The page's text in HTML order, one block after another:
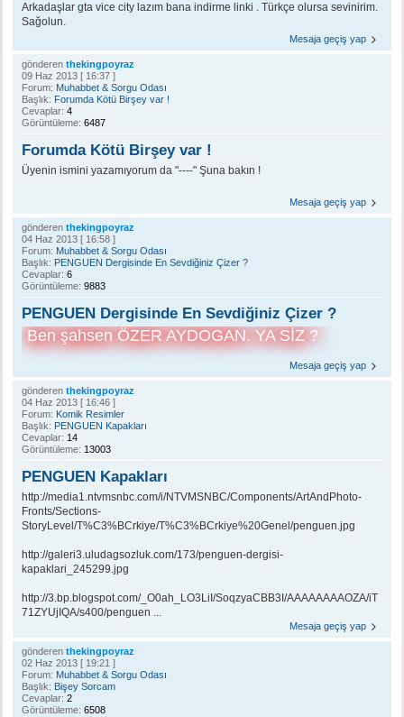
Arkadaşlar gta vice city lazım bana indirme linki . Türkçe olursa sevinirim.
Sağolun.
Mesaja geçiş yap
gönderen thekingpoyraz
09 Haz 2013 [ 16:37 ]
Forum: Muhabbet & Sorgu Odası
Başlık: Forumda Kötü Birşey var !
Cevaplar: 4
Görüntüleme: 6487
Forumda Kötü Birşey var !
Üyenin ismini yazamıyorum da "----" Şuna bakın !
Mesaja geçiş yap
gönderen thekingpoyraz
04 Haz 2013 [ 16:58 ]
Forum: Muhabbet & Sorgu Odası
Başlık: PENGUEN Dergisinde En Sevdiğiniz Çizer ?
Cevaplar: 6
Görüntüleme: 9883
PENGUEN Dergisinde En Sevdiğiniz Çizer ?
Ben şahsen ÖZER AYDOGAN. YA SİZ ?
Mesaja geçiş yap
gönderen thekingpoyraz
04 Haz 2013 [ 16:46 ]
Forum: Komik Resimler
Başlık: PENGUEN Kapakları
Cevaplar: 14
Görüntüleme: 13003
PENGUEN Kapakları
http://media1.ntvmsnbc.com/i/NTVMSNBC/Components/ArtAndPhoto-
Fronts/Sections-
StoryLevel/T%C3%BCrkiye/T%C3%BCrkiye%20Genel/penguen.jpg
http://galeri3.uludagsozluk.com/173/penguen-dergisi-
kapaklari_245299.jpg
http://3.bp.blogspot.com/_O0ah_LO3LiI/SoqzyaCBB3I/AAAAAAAAOZA/iT
71ZYUjIQA/s400/penguen ...
Mesaja geçiş yap
gönderen thekingpoyraz
02 Haz 2013 [ 19:21 ]
Forum: Muhabbet & Sorgu Odası
Başlık: Bişey Sorcam
Cevaplar: 2
Görüntüleme: 6508